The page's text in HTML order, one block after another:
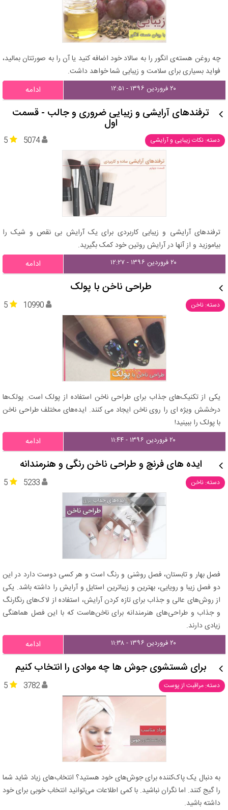
چه روغن هسته‌ی انگور را به سالاد خود اضافه کنید یا آن را به صورتتان بمالید،
فواید بسیاری برای سلامت و زیبایی شما خواهد داشت.
۲۰ فروردین ۱۳۹۶ - ۱۲:۵۱ ادامه
ترفندهای آرایشی و زیبایی ضروری و جالب - قسمت
اول
دسته: نکات زیبایی و آرایشی 5 5074
ترفندهای آرایشی و زیبایی کاربردی برای یک آرایش بی نقص و شیک را
بیاموزید و از آنها در آرایش روتین خود کمک بگیرید.
۲۰ فروردین ۱۳۹۶ - ۱۲:۲۷ ادامه
طراحی ناخن با پولک
دسته: ناخن 5 10990
یکی از تکنیک‌های جذاب برای طراحی ناخن استفاده از پولک است. پولک‌ها
درخشش ویژه ای را روی ناخن ایجاد می کنند. ایده‌های مختلف طراحی ناخن
با پولک را ببینید!
۲۰ فروردین ۱۳۹۶ - ۱۱:۴۴ ادامه
ایده های فرنچ و طراحی ناخن رنگی و هنرمندانه
دسته: ناخن 5 5233
فصل بهار و تابستان، فصل روشنی و رنگ است و هر کسی دوست دارد در این
دو فصل زیبا و رویایی، بهترین و زیباترین استایل و آرایش را داشته باشد. یکی
از روش‌های عالی و جذاب برای تازه کردن آرایش، استفاده از لاک‌های رنگارنگ
و جذاب و طراحی‌های هنرمندانه برای ناخن‌هاست که با این فصل هماهنگی
زیادی دارند.
۲۰ فروردین ۱۳۹۶ - ۱۱:۳۸ ادامه
برای شستشوی جوش ها چه موادی را انتخاب کنیم
دسته: مراقبت از پوست 5 3782
به دنبال یک پاک‌کننده برای جوش‌های خود هستید؟ انتخاب‌های زیاد شاید شما
را گیج کنند. اما نگران نباشید. با کمی اطلاعات می‌توانید انتخاب خوبی برای خود
داشته باشید.